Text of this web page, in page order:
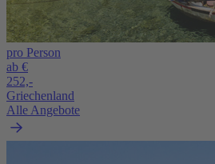
pro Person
ab €
252,-
Griechenland
Alle Angebote